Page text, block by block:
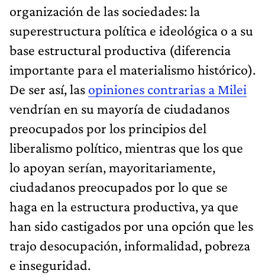
organización de las sociedades: la
superestructura política e ideológica o a su
base estructural productiva (diferencia
importante para el materialismo histórico).
De ser así, las opiniones contrarias a Milei
vendrían en su mayoría de ciudadanos
preocupados por los principios del
liberalismo político, mientras que los que
lo apoyan serían, mayoritariamente,
ciudadanos preocupados por lo que se
haga en la estructura productiva, ya que
han sido castigados por una opción que les
trajo desocupación, informalidad, pobreza
e inseguridad.